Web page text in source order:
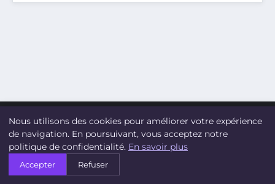
DOCU CLIMAT
Pour un futur durable, l'information au cœur du climat
Nous utilisons des cookies pour améliorer votre expérience
de navigation. En poursuivant, vous acceptez notre
politique de confidentialité. En savoir plus
Accepter Refuser